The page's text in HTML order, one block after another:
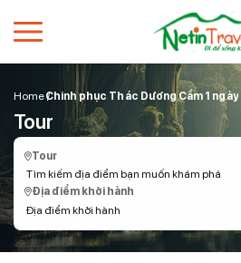
HomeChinh phục Thác Dương Cầm 1 ngày
Tour
Tour
Tìm kiếm địa điểm bạn muốn khám phá
Địa điểm khởi hành
Địa điểm khởi hành